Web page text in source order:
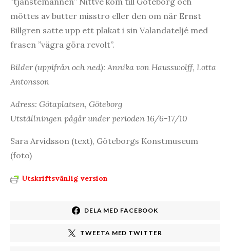
möttes av butter misstro eller den om när Ernst
Billgren satte upp ett plakat i sin Valandateljé med
frasen ”vägra göra revolt”.
Bilder (uppifrån och ned): Annika von Hausswolff, Lotta
Antonsson
Adress: Götaplatsen, Göteborg
Utställningen pågår under perioden 16/6-17/10
Sara Arvidsson (text), Göteborgs Konstmuseum
(foto)
Utskriftsvänlig version
DELA MED FACEBOOK
TWEETA MED TWITTER